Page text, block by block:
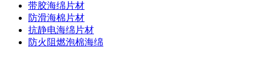
带胶海绵片材
防滑海棉片材
抗静电海绵片材
防火阻燃泡棉海绵